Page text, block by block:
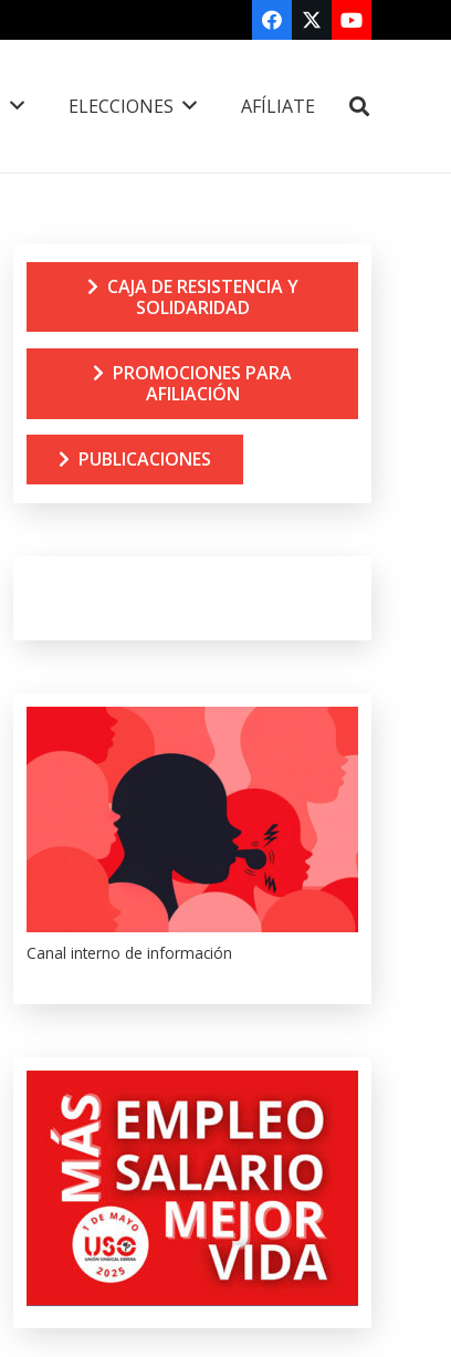
ELECCIONES AFÍLIATE
CAJA DE RESISTENCIA Y
SOLIDARIDAD
PROMOCIONES PARA
AFILIACIÓN
PUBLICACIONES
Canal interno de información